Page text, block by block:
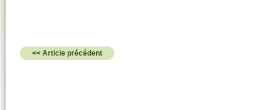
<< Article précédent